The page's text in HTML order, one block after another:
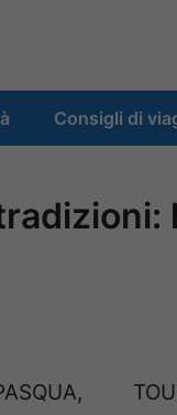
Consigli di